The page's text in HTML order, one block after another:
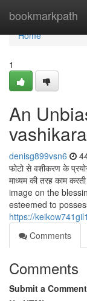
bookmarkpath
Home
Home
1
An
denisg899vsn6
फोटो से वशीकरण के
माध्यम की तरह काम
image on the
esteemed to
https://
Comments
Comments
Submit a Comment